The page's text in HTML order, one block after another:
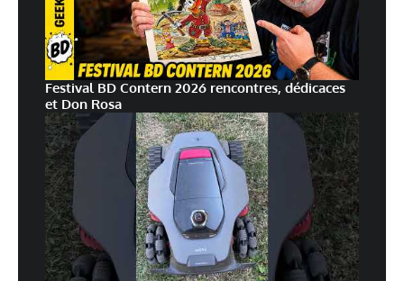
Festival BD Contern 2026 rencontres, dédicaces
et Don Rosa